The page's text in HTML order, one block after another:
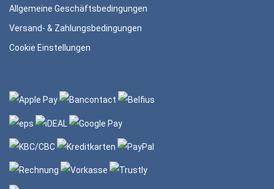
Allgemeine Geschäftsbedingungen
Versand- & Zahlungsbedingungen
Cookie Einstellungen